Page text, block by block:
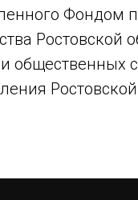
Фондом
Ростовской
общественных